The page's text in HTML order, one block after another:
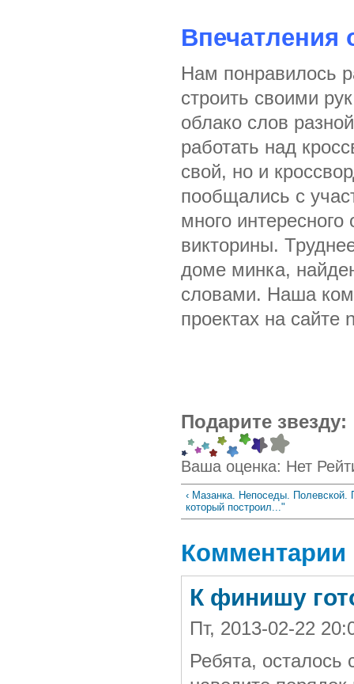
Впечатления
Нам понравилось
строить своими
облако слов
работать над
свой, но и
пообщались с
много
викторины.
доме минка,
словами. Наша
проектах на сайте
Подарите звезду:
Ваша оценка: Нет
‹ Мазанка. Непоседы. Полевской.
который построил..."
Комментарии
К финишу
Пт, 2013-02-22
Ребята,